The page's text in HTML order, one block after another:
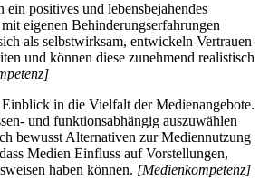
positives und lebensbejahendes
eigenen Behinderungserfahrungen
als selbstwirksam, entwickeln Vertrauen
und können diese zunehmend realistisch
in die Vielfalt der Medienangebote.
und funktionsabhängig auszuwählen
bewusst Alternativen zur Mediennutzung
Medien Einfluss auf Vorstellungen,
haben können. [Medienkompetenz]